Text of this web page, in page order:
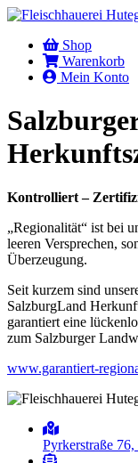
Shop
Warenkorb
Mein Konto
Kontrolliert –
„Regionalität“ ist bei
leeren Versprechen,
Überzeugung.
Seit kurzem sind
SalzburgLand
garantiert eine
zum Salzburger
www.garantiert-
Pyrkerstraße